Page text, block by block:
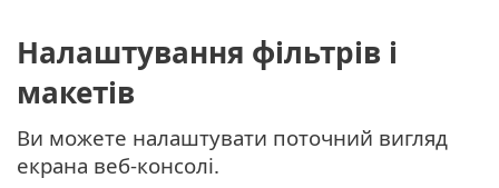
Налаштування фільтрів і
макетів
Ви можете налаштувати поточний вигляд
екрана веб-консолі.